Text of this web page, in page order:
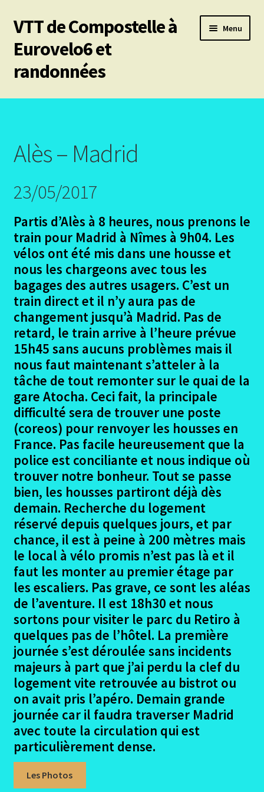
Aller
à
la
navigation
Aller
au
contenu
VTT de Compostelle à
Eurovelo6 et
randonnées
Menu
Mes 6 chemins vtt de Compostelle
Le Puy en Velay – Santiago – Fisterra – Année 2009
Arles – Fisterra en 2014
menu
enfant
Irun – Santiago en 2015
Ouvrir
le
Lisbonne – Santiago en 2016
Madrid – Santiago en 2017
Le projet Madrid
Les Participants Madrid
Le trajet Madrid
Ouvrir
Alès – Madrid
Madrid – Mataelpino
Mataelpino – Segovie
Segovie – Coca
Coca – Simancas
Simancas – Villalon de Campos
Villalon de campos puente villarente photos
Puentevillarente – Rabanal del Camino
Rabanal del Camino – Vega de Valcarce
Vega de Valcarce – Rente
Rente – Pedrouzo
Madrid Pedrouzo – Santiago
Alès – Madrid
23/05/2017
Partis d’Alès à 8 heures, nous prenons le
train pour Madrid à Nîmes à 9h04. Les
vélos ont été mis dans une housse et
nous les chargeons avec tous les
bagages des autres usagers. C’est un
train direct et il n’y aura pas de
changement jusqu’à Madrid. Pas de
retard, le train arrive à l’heure prévue
15h45 sans aucuns problèmes mais il
nous faut maintenant s’atteler à la
tâche de tout remonter sur le quai de la
gare Atocha. Ceci fait, la principale
difficulté sera de trouver une poste
(coreos) pour renvoyer les housses en
France. Pas facile heureusement que la
police est conciliante et nous indique où
trouver notre bonheur. Tout se passe
bien, les housses partiront déjà dès
demain. Recherche du logement
réservé depuis quelques jours, et par
chance, il est à peine à 200 mètres mais
le local à vélo promis n’est pas là et il
faut les monter au premier étage par
les escaliers. Pas grave, ce sont les aléas
de l’aventure. Il est 18h30 et nous
sortons pour visiter le parc du Retiro à
quelques pas de l’hôtel. La première
journée s’est déroulée sans incidents
majeurs à part que j’ai perdu la clef du
logement vite retrouvée au bistrot ou
on avait pris l’apéro. Demain grande
journée car il faudra traverser Madrid
avec toute la circulation qui est
particulièrement dense.
Les Photos